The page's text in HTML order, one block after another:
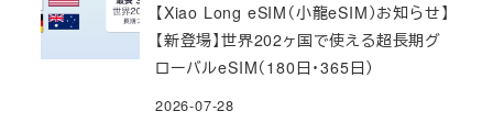
【Xiao Long eSIM（小龍eSIM）お知らせ】
【新登場】世界202ヶ国で使える超長期グ
ローバルeSIM（180日・365日）
2026-07-28